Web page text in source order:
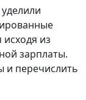
из
зарплаты.
и перечислить